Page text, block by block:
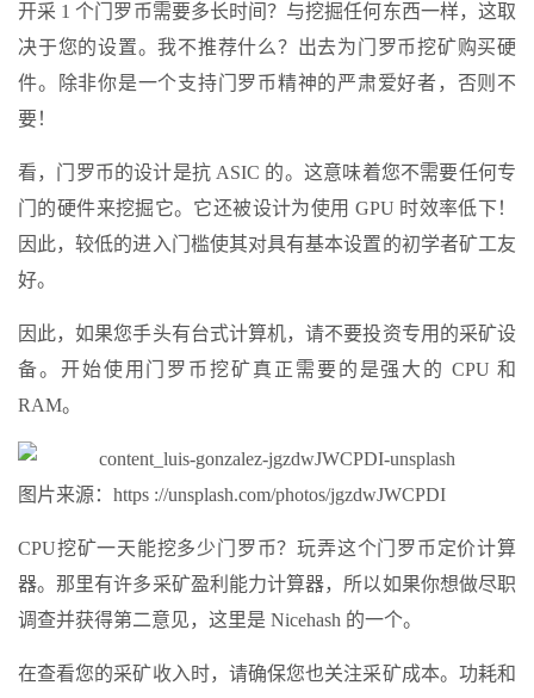
开采 1 个门罗币需要多长时间？与挖掘任何东西一样，这取
决于您的设置。我不推荐什么？出去为门罗币挖矿购买硬
件。除非你是一个支持门罗币精神的严肃爱好者，否则不
要！
看，门罗币的设计是抗 ASIC 的。这意味着您不需要任何专
门的硬件来挖掘它。它还被设计为使用 GPU 时效率低下！
因此，较低的进入门槛使其对具有基本设置的初学者矿工友
好。
因此，如果您手头有台式计算机，请不要投资专用的采矿设
备。开始使用门罗币挖矿真正需要的是强大的 CPU 和
RAM。
图片来源：https ://unsplash.com/photos/jgzdwJWCPDI
CPU挖矿一天能挖多少门罗币？玩弄这个门罗币定价计算
器。那里有许多采矿盈利能力计算器，所以如果你想做尽职
调查并获得第二意见，这里是 Nicehash 的一个。
在查看您的采矿收入时，请确保您也关注采矿成本。功耗和